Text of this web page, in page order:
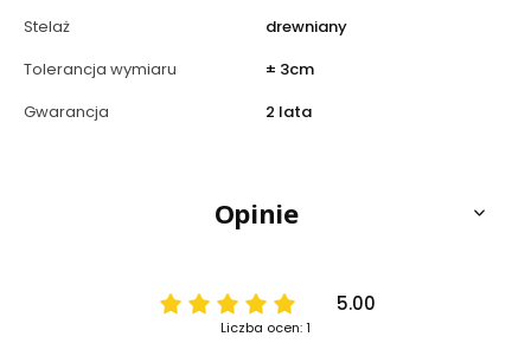
Stelaż
drewniany
Tolerancja wymiaru
± 3cm
Gwarancja
2 lata
Opinie
5.00
Liczba ocen: 1